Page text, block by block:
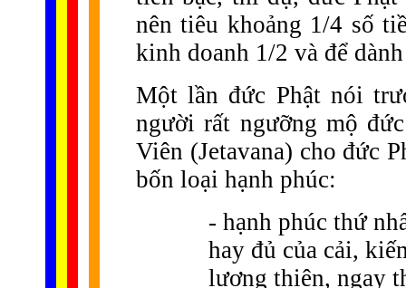
nên tiêu khoảng 1/4 số
kinh doanh 1/2 và để
Một lần đức Phật nói
người rất ngưỡng mộ
Viên (Jetavana) cho đức
bốn loại hạnh phúc:
- hạnh phúc thứ
hay đủ của cải,
lương thiện, ngay